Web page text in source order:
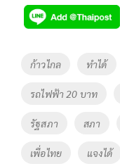
e
b
o
o
k
tt
er
p
y
Li
Tags
ก้าวไกล ทำได้
รถไฟฟ้า 20 บาท
รัฐสภา สภา
เพื่อไทย แจงได้